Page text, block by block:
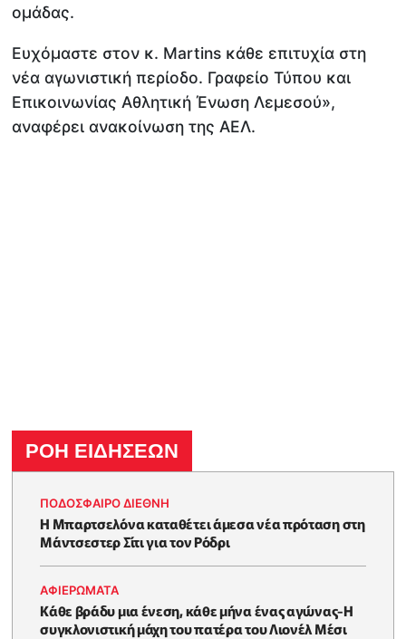
ομάδας.
Ευχόμαστε στον κ. Martins κάθε επιτυχία στη
νέα αγωνιστική περίοδο. Γραφείο Τύπου και
Επικοινωνίας Aθλητική Ένωση Λεμεσού»,
αναφέρει ανακοίνωση της ΑΕΛ.
ΡΟΗ ΕΙΔΗΣΕΩΝ
ΠΟΔΟΣΦΑΙΡΟ ΔΙΕΘΝΗ
Η Μπαρτσελόνα καταθέτει άμεσα νέα πρόταση στη
Μάντσεστερ Σίτι για τον Ρόδρι
ΑΦΙΕΡΩΜΑΤΑ
Κάθε βράδυ μια ένεση, κάθε μήνα ένας αγώνας-Η
συγκλονιστική μάχη του πατέρα του Λιονέλ Μέσι